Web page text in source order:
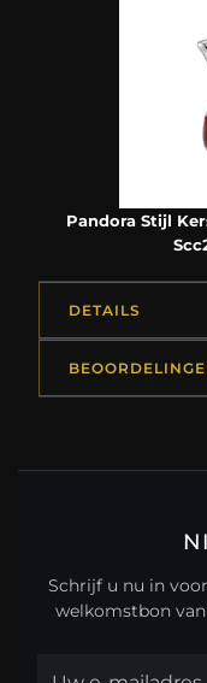
Pandora Stijl
DETAILS
Schrijf u nu in
welkomstbon van